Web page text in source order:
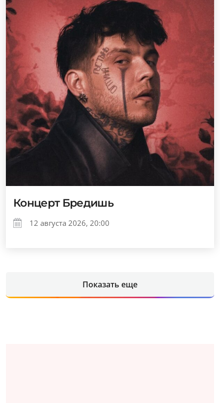
Концерт Бредишь
12 августа 2026, 20:00
Показать еще